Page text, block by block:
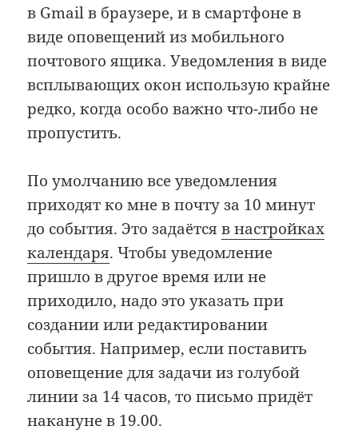
в Gmail в браузере, и в смартфоне в
виде оповещений из мобильного
почтового ящика. Уведомления в виде
всплывающих окон использую крайне
редко, когда особо важно что-либо не
пропустить.
По умолчанию все уведомления
приходят ко мне в почту за 10 минут
до события. Это задаётсяв настройках
календаря. Чтобы уведомление
пришло в другое время или не
приходило, надо это указать при
создании или редактировании
события. Например, если поставить
оповещение для задачи из голубой
линии за 14 часов, то письмо придёт
накануне в 19.00.